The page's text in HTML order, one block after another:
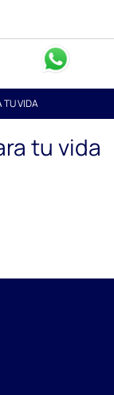
TU VIDA
tu vida